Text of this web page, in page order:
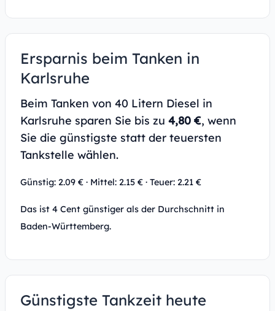
Ersparnis beim Tanken in
Karlsruhe
Beim Tanken von 40 Litern Diesel in
Karlsruhe sparen Sie bis zu 4,80 €, wenn
Sie die günstigste statt der teuersten
Tankstelle wählen.
Günstig: 2.09 € · Mittel: 2.15 € · Teuer: 2.21 €
Das ist 4 Cent günstiger als der Durchschnitt in
Baden-Württemberg.
Günstigste Tankzeit heute